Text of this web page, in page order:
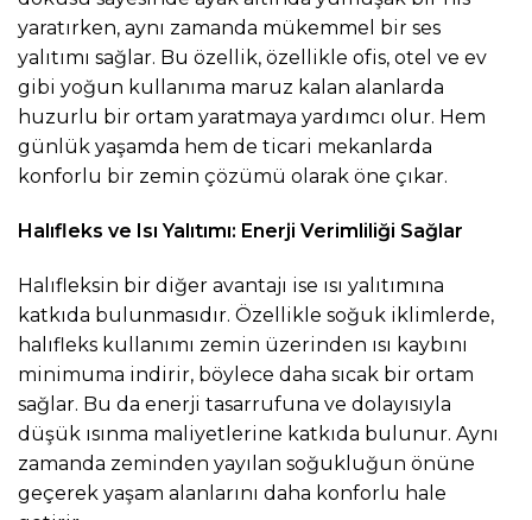
yaratırken, aynı zamanda mükemmel bir ses
yalıtımı sağlar. Bu özellik, özellikle ofis, otel ve ev
gibi yoğun kullanıma maruz kalan alanlarda
huzurlu bir ortam yaratmaya yardımcı olur. Hem
günlük yaşamda hem de ticari mekanlarda
konforlu bir zemin çözümü olarak öne çıkar.
Halıfleks ve Isı Yalıtımı: Enerji Verimliliği Sağlar
Halıfleksin bir diğer avantajı ise ısı yalıtımına
katkıda bulunmasıdır. Özellikle soğuk iklimlerde,
halıfleks kullanımı zemin üzerinden ısı kaybını
minimuma indirir, böylece daha sıcak bir ortam
sağlar. Bu da enerji tasarrufuna ve dolayısıyla
düşük ısınma maliyetlerine katkıda bulunur. Aynı
zamanda zeminden yayılan soğukluğun önüne
geçerek yaşam alanlarını daha konforlu hale